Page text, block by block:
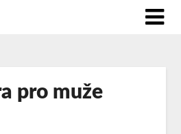
pro muže